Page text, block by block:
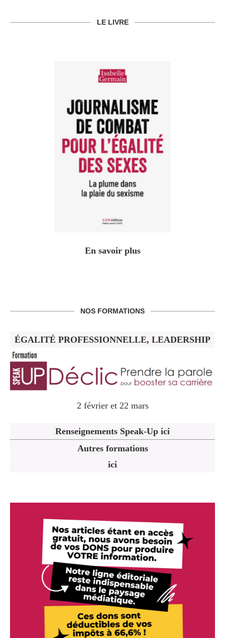
LE LIVRE
En savoir plus
NOS FORMATIONS
ÉGALITÉ PROFESSIONNELLE, LEADERSHIP
2 février et 22 mars
Renseignements Speak-Up ici
Autres formations
ici